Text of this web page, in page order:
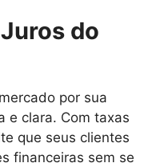
do
por sua
e clara. Com taxas
que seus clientes
financeiras sem se